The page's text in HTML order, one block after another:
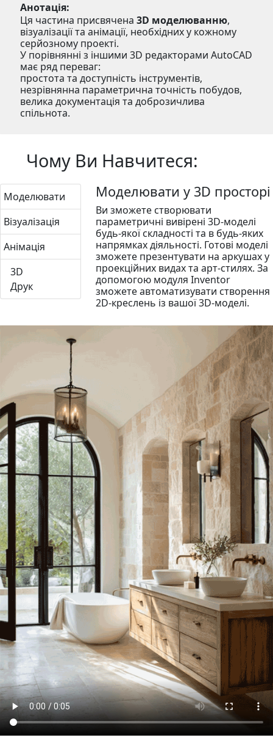
Анотація:
Ця частина присвячена 3D моделюванню,
візуалізації та анімації, необхідних у кожному
серйозному проекті.
У порівнянні з іншими 3D редакторами AutoCAD
має ряд переваг:
простота та доступність інструментів,
незрівнянна параметрична точність побудов,
велика документація та доброзичлива
спільнота.
Чому Ви Навчитеся:
Моделювати
Візуалізація
Анімація
3D
Друк
Моделювати у 3D просторі
Ви зможете створювати
параметричні вивірені 3D-моделі
будь-якої складності та в будь-яких
напрямках діяльності. Готові моделі
зможете презентувати на аркушах у
проекційних видах та арт-стилях. За
допомогою модуля Inventor
зможете автоматизувати створення
2D-креслень із вашої 3D-моделі.
Візуалізувати
Простий підхід AutoCAD до
створення та редагування
матеріалів, освітлення,
навколишнього простору та
налаштувань візуалізації зробив
його дуже конкурентним гравцем у
напрямку візуалізації. Сучасні
можливості ШІ в постобробці
рендеру дозволяють досягти
приголомшливих візуалізацій!
Анімувати 3D
Інструментів анімації в різних
художніх стилях достатньо для
створення відеороликів будь-якої
складності. Анімації камери та цілі,
найпростіші налаштування та
інструмент "кроки" дозволяють
новачкам моделювати складні фази
руху та зберігати отриманий
результат у будь-який формат.
Користуватися
адитивними технологіями
AutoCAD має прямий доступ до 3D
друку та до верстатів з ЧПУ. Ви
можете швидко реалізовувати ваші
ідеї у реальні об'єкти.